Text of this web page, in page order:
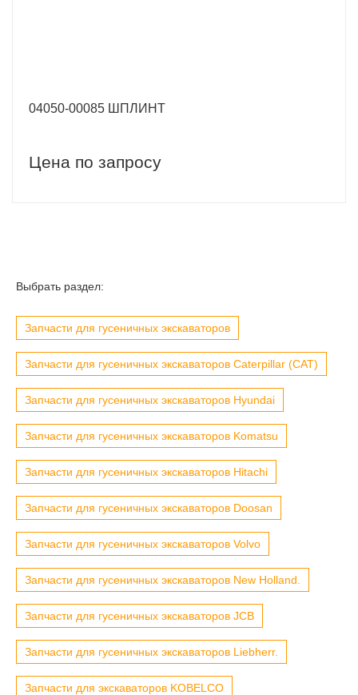
04050-00085 ШПЛИНТ
Цена по запросу
Выбрать раздел:
Запчасти для гусеничных экскаваторов
Запчасти для гусеничных экскаваторов Caterpillar (CAT)
Запчасти для гусеничных экскаваторов Hyundai
Запчасти для гусеничных экскаваторов Komatsu
Запчасти для гусеничных экскаваторов Hitachi
Запчасти для гусеничных экскаваторов Doosan
Запчасти для гусеничных экскаваторов Volvo
Запчасти для гусеничных экскаваторов New Holland.
Запчасти для гусеничных экскаваторов JCB
Запчасти для гусеничных экскаваторов Liebherr.
Запчасти для экскаваторов KOBELCO